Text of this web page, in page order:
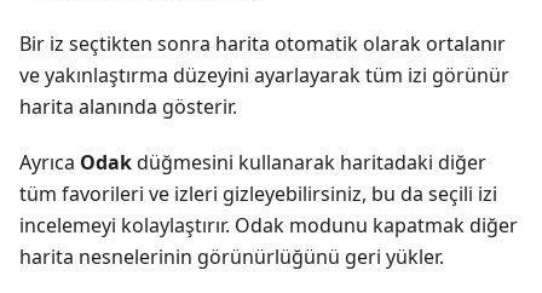
Bir iz seçtikten sonra harita otomatik olarak ortalanır
ve yakınlaştırma düzeyini ayarlayarak tüm izi görünür
harita alanında gösterir.
Ayrıca Odakdüğmesini kullanarak haritadaki diğer
tüm favorileri ve izleri gizleyebilirsiniz, bu da seçili izi
incelemeyi kolaylaştırır. Odak modunu kapatmak diğer
harita nesnelerinin görünürlüğünü geri yükler.